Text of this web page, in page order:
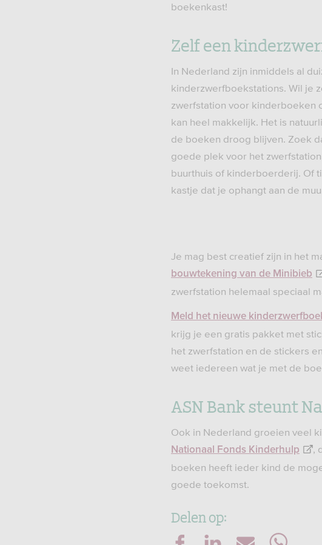
boekenkast!
Zelf een
In Nederland zijn inmiddels al
kinderzwerfboekstations. Wil je
zwerfstation voor kinderboeken
kan heel makkelijk. Het is
de boeken droog blijven. Zoek
goede plek voor het
buurthuis of kinderboerderij. Of
kastje dat je ophangt aan de
Je mag best creatief zijn in het
bouwtekening van de Minibieb
zwerfstation helemaal speciaal
Meld het nieuwe
krijg je een gratis pakket met
het zwerfstation en de stickers
weet iedereen wat je met de
ASN Bank steunt
Ook in Nederland groeien veel
Nationaal Fonds Kinderhulp
,
boeken heeft ieder kind de
goede toekomst.
Delen op: